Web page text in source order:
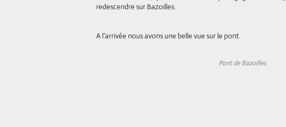
redescendre sur Bazoilles.
A l'arrivée nous avons une belle vue sur le pont.
Pont de Bazoilles